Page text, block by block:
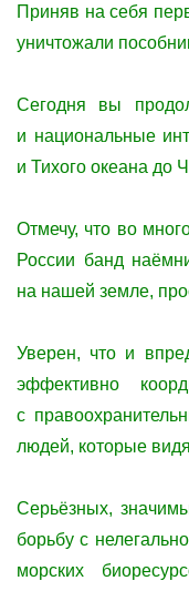
Приняв на себя
уничтожали
Сегодня вы
и национальные
и Тихого океана до
Отмечу, что во
России банд
на нашей земле,
Уверен, что и
эффективно
с
людей, которые
Серьёзных,
борьбу с
морских